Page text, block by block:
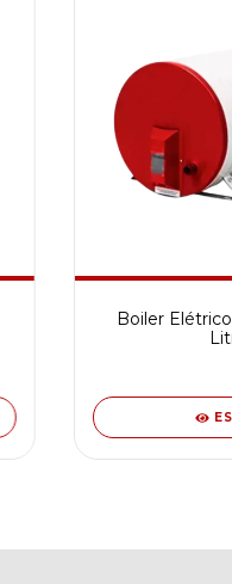
Boiler